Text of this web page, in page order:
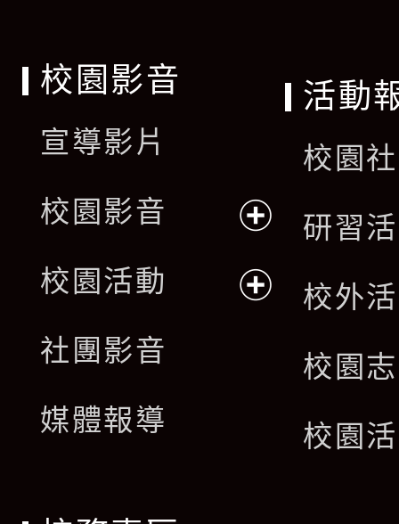
校園影音
宣導影片
校園影音
開
校園活動
社團影音
媒體報導
活動
校園
研習
校外
校園
校園